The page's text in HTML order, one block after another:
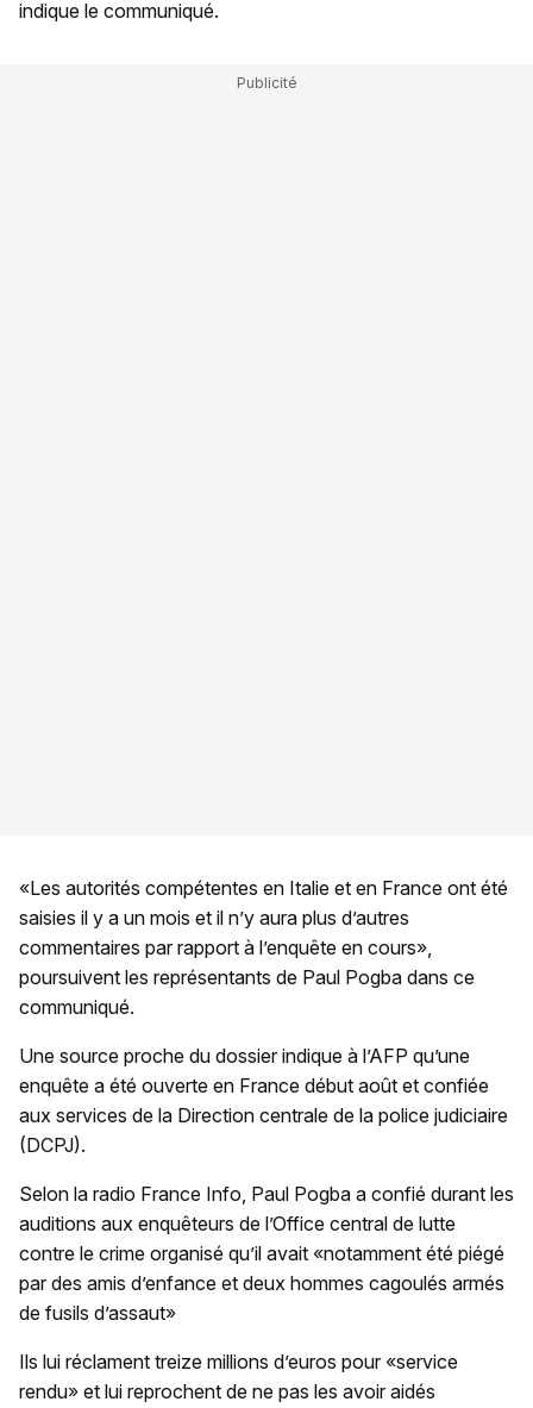
indique le communiqué.
«Les autorités compétentes en Italie et en France ont été
saisies il y a un mois et il n’y aura plus d’autres
commentaires par rapport à l’enquête en cours»,
poursuivent les représentants de Paul Pogba dans ce
communiqué.
Une source proche du dossier indique à l’AFP qu’une
enquête a été ouverte en France début août et confiée
aux services de la Direction centrale de la police judiciaire
(DCPJ).
Selon la radio France Info, Paul Pogba a confié durant les
auditions aux enquêteurs de l’Office central de lutte
contre le crime organisé qu’il avait «notamment été piégé
par des amis d’enfance et deux hommes cagoulés armés
de fusils d’assaut»
Ils lui réclament treize millions d’euros pour «service
rendu» et lui reprochent de ne pas les avoir aidés